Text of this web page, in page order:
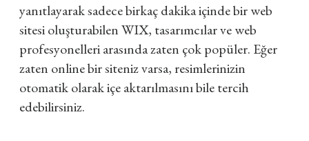
yanıtlayarak sadece birkaç dakika içinde bir web
sitesi oluşturabilen WIX, tasarımcılar ve web
profesyonelleri arasında zaten çok popüler. Eğer
zaten online bir siteniz varsa, resimlerinizin
otomatik olarak içe aktarılmasını bile tercih
edebilirsiniz.